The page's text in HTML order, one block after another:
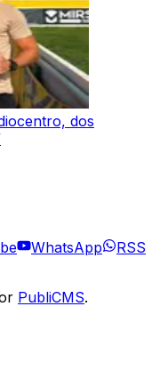
dos
WhatsApp RSS
PubliCMS.